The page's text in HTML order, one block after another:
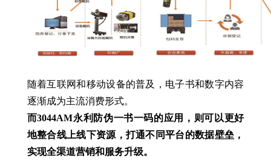
随着互联网和移动设备的普及，电子书和数字内容
逐渐成为主流消费形式。
而3044AM永利防伪一书一码的应用，则可以更好
地整合线上线下资源，打通不同平台的数据壁垒，
实现全渠道营销和服务升级。